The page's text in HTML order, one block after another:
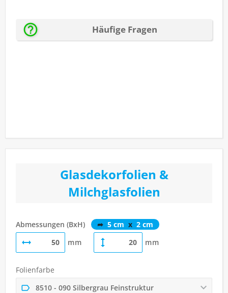
Glasdekorfolien &
Milchglasfolien
Folienfarbe
8510 - 090 Silbergrau Feinstruktur
Abmessungen (BxH) ➦ 5 cm x 2 cm
mm
mm